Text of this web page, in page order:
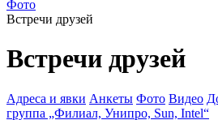
Фото
Встречи друзей
Встречи друзей
Адреса и явки Анкеты Фото Видео
группа „Филиал, Унипро, Sun, Intel“